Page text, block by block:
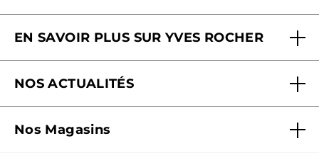
Contactez-nous
Offre Courrier / Magazine
Accessibilité
EN SAVOIR PLUS SUR YVES ROCHER
Pourquoi nous faire confiance ?
Fondation Yves Rocher
NOS ACTUALITÉS
Black Friday
Nos Magasins